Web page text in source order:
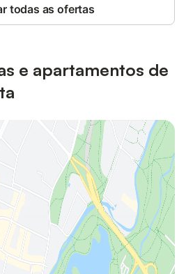
todas as ofertas
e apartamentos de